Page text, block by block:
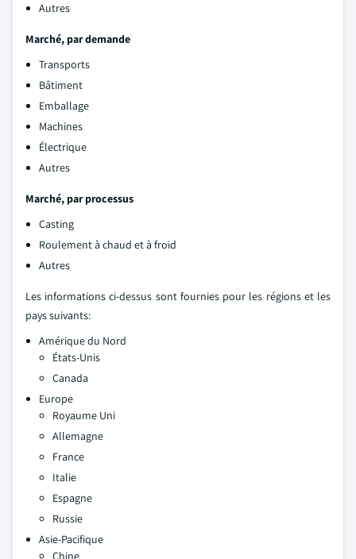
Autres
Marché, par demande
Transports
Bâtiment
Emballage
Machines
Électrique
Autres
Marché, par processus
Casting
Roulement à chaud et à froid
Autres
Les informations ci-dessus sont fournies pour les régions et les
pays suivants:
Amérique du Nord
États-Unis
Canada
Europe
Royaume Uni
Allemagne
France
Italie
Espagne
Russie
Asie-Pacifique
Chine